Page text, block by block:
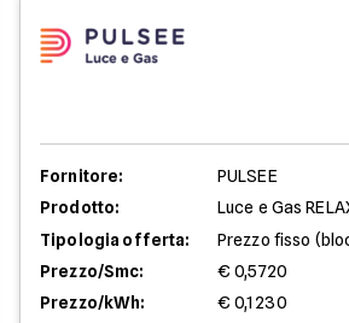
Fornitore:
PULSEE
Prodotto:
Luce e Gas
Tipologia offerta:
Prezzo fisso
Prezzo/Smc:
€ 0,5720
Prezzo/kWh:
€ 0,1230